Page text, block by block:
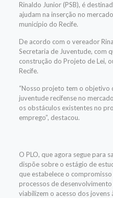
Rinaldo Junior (PSB), é
ajudam na inserção no
município do Recife.
De acordo com o vereador
Secretaria de Juventude, com
construção do Projeto de Lei,
Recife.
“Nosso projeto tem o objetivo
juventude recifense no
os obstáculos existentes no
emprego”, destacou.
O PLO, que agora segue para
dispõe sobre o estágio de
que estabelece o
processos de
viabilizem o acesso dos jovens